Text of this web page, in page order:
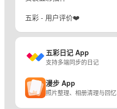
五彩 - 用户评价❤️
五彩日记 App
支持多端同步的日记
漫步 App
照片整理、相册清理与回忆